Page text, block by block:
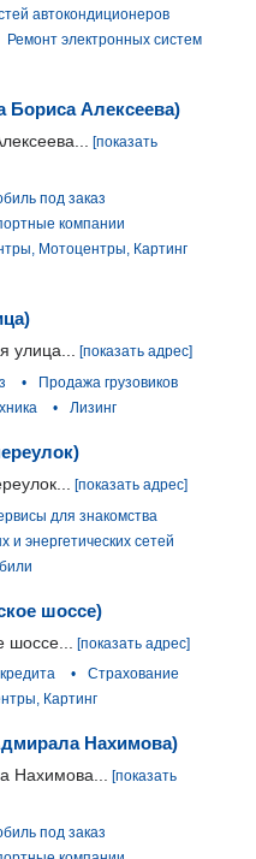
автокондиционеров
Ремонт электронных систем
Бориса Алексеева)
[показать
под заказ
компании
Мотоцентры, Картинг
улица...
[показать адрес]
•
Продажа грузовиков
• Лизинг
[показать адрес]
для знакомства
и энергетических сетей
шоссе)
шоссе...
[показать адрес]
•
Страхование
Картинг
Нахимова)
Нахимова... [показать
под заказ